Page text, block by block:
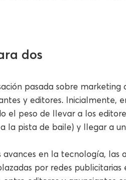
dos
pasada sobre
y editores. Inicialmente,
el peso de llevar a los
la pista de baile) y llegar a
avances en la tecnología, las
por redes